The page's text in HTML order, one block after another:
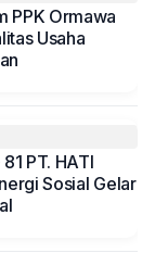
PPK Ormawa
Usaha
PT. HATI
Sosial Gelar